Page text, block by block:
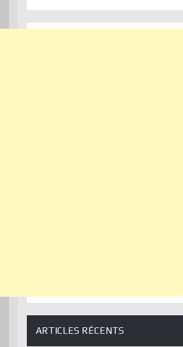
ARTICLES RÉCENTS